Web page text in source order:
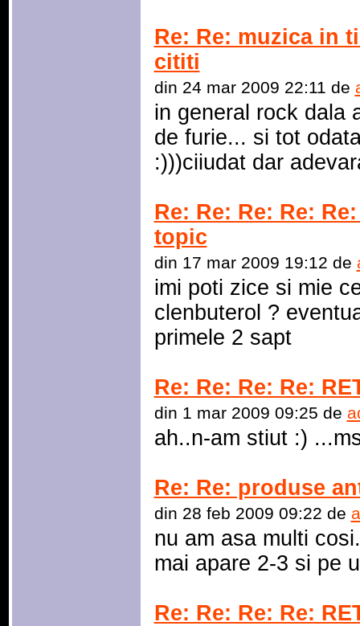
Re: Re: muzica in
cititi
din 24 mar 2009 22:11 de
in general rock dala
de furie... si tot
:)))ciiudat dar
Re: Re: Re: Re:
topic
din 17 mar 2009 19:12 de
imi poti zice si mie
clenbuterol ?
primele 2 sapt
Re: Re: Re: Re:
din 1 mar 2009 09:25 de
ah..n-am stiut :)
Re: Re: produse
din 28 feb 2009 09:22 de
nu am asa multi
mai apare 2-3 si pe
Re: Re: Re: Re: